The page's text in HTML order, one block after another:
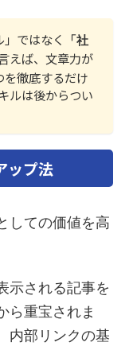
ではなく
「社
えば、文章力が
徹底するだけ
ルは後からつい
ップ法
しての価値を高
示される記事を
ら重宝されま
内部リンクの基